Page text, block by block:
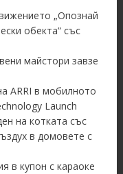
„Опознай
обекта“ със
майстори завзе
ARRI в мобилното
Launch
на котката със
в домовете с
в купон с караоке